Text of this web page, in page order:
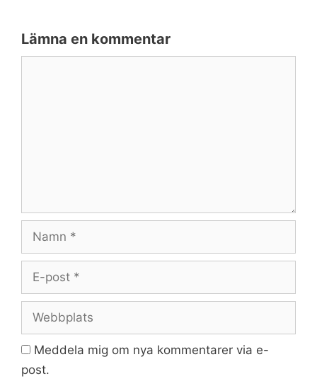
Lämna en kommentar
post
Meddela mig om nya kommentarer via e-
post.